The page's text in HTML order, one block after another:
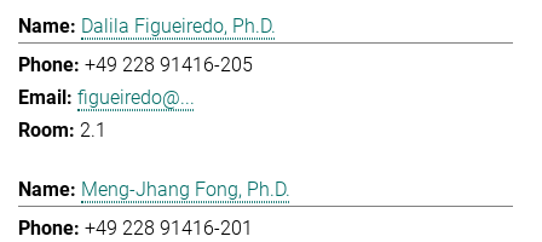
Dalila Figueiredo, Ph.D.
+49 228 91416-205
figueiredo@...
2.1
Meng-Jhang Fong, Ph.D.
+49 228 91416-201